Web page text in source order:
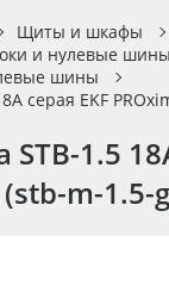
Щиты и шкафы
и нулевые шины
шины
серая EKF
1.5
(stb-m-1.5-